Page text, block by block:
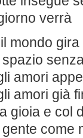
verrà
mondo gira
spazio
amori
amori già
gioia e col
gente come